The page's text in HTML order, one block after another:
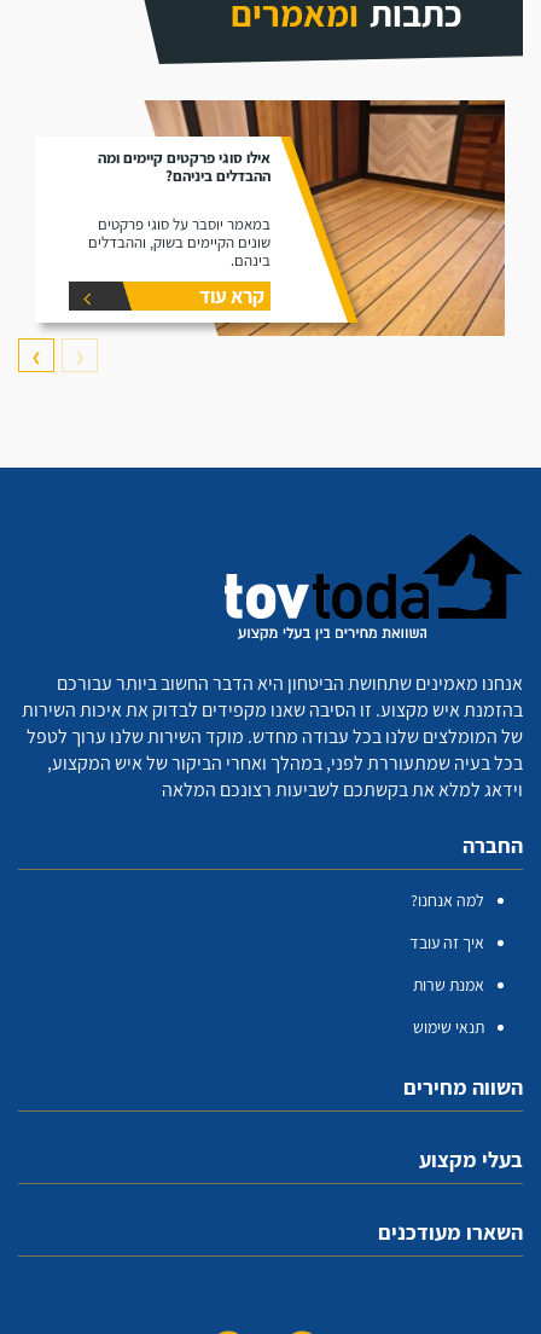
כתבות ומאמרים
אילו סוגי פרקטים קיימים ומה
ההבדלים ביניהם?
במאמר יוסבר על סוגי פרקטים
שונים הקיימים בשוק, וההבדלים
בינהם.
קרא עוד
❮
❯
אנחנו מאמינים שתחושת הביטחון היא הדבר החשוב ביותר עבורכם
בהזמנת איש מקצוע. זו הסיבה שאנו מקפידים לבדוק את איכות השירות
של המומלצים שלנו בכל עבודה מחדש. מוקד השירות שלנו ערוך לטפל
בכל בעיה שמתעוררת לפני, במהלך ואחרי הביקור של איש המקצוע,
וידאג למלא את בקשתכם לשביעות רצונכם המלאה
החברה
למה אנחנו?
איך זה עובד
אמנת שרות
תנאי שימוש
השווה מחירים
בעלי מקצוע
השארו מעודכנים